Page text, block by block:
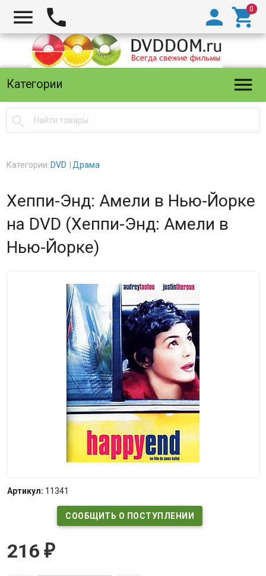
  

Категории 

Категории: DVD Драма
Хеппи-Энд: Амели в Нью-Йорке
на DVD (Хеппи-Энд: Амели в
Нью-Йорке)
Артикул: 11341
СООБЩИТЬ О ПОСТУПЛЕНИИ
216 ₽